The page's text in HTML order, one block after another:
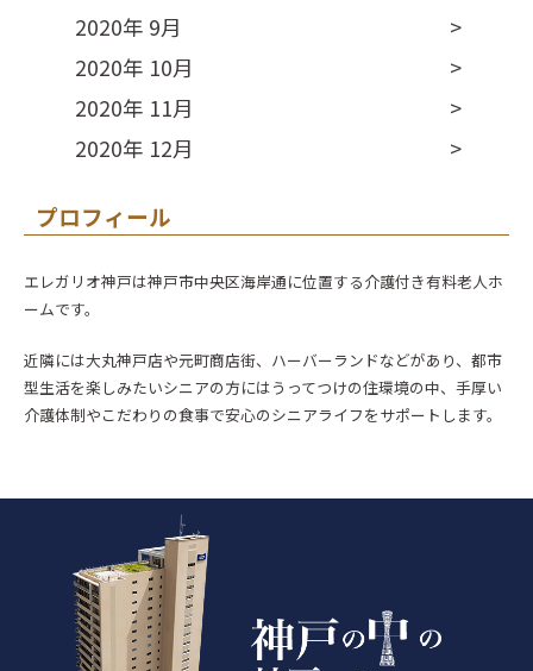
2020年 9月
2020年 10月
2020年 11月
2020年 12月
プロフィール
エレガリオ神戸は神戸市中央区海岸通に位置する介護付き有料老人ホ
ームです。
近隣には大丸神戸店や元町商店街、ハーバーランドなどがあり、都市
型生活を楽しみたいシニアの方にはうってつけの住環境の中、手厚い
介護体制やこだわりの食事で安心のシニアライフをサポートします。